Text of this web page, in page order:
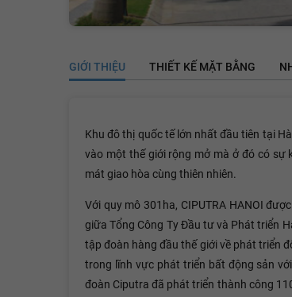
GIỚI THIỆU THIẾT KẾ MẶT BẰNG
Khu đô thị quốc tế lớn nhất đầu tiên tại
vào một thế giới rộng mở mà ở đó có sự
mát giao hòa cùng thiên nhiên.
Với quy mô 301ha, CIPUTRA HANOI
giữa Tổng Công Ty Đầu tư và Phát triển
tập đoàn hàng đầu thế giới về phát triển
trong lĩnh vực phát triển bất động sản
đoàn Ciputra đã phát triển thành công